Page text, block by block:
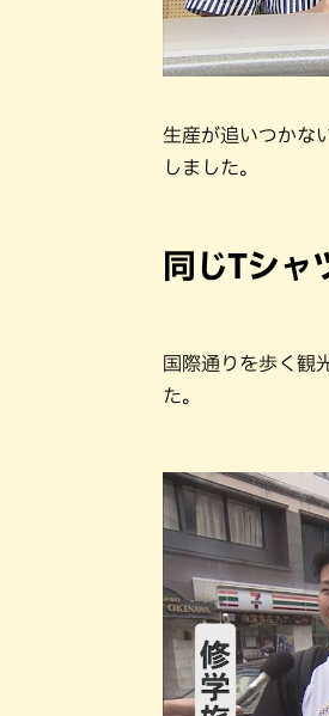
生産が追いつかな
しました。
同じTシャ
国際通りを歩く観
た。